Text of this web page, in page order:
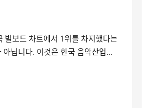
빌보드 차트에서 1위를 차지했다는
닙니다. 이것은 한국 음악산업...